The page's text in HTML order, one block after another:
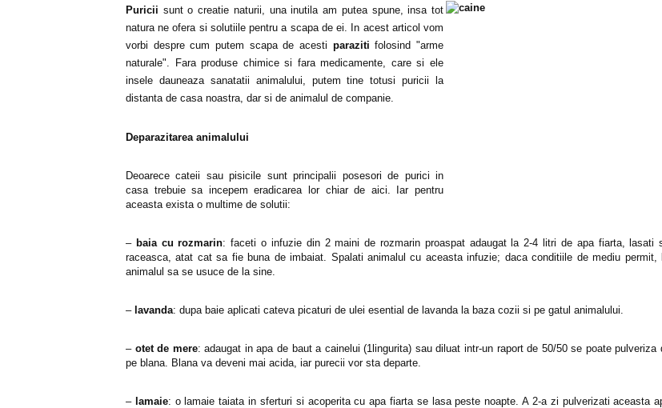
Puricii sunt o creatie naturii, una inutila am putea spune, insa tot
natura ne ofera si solutiile pentru a scapa de ei. In acest articol vom
vorbi despre cum putem scapa de acesti paraziti folosind "arme
naturale". Fara produse chimice si fara medicamente, care si ele
insele dauneaza sanatatii animalului, putem tine totusi puricii la
distanta de casa noastra, dar si de animalul de companie.
Deparazitarea animalului
Deoarece cateii sau pisicile sunt principalii posesori de purici in
casa trebuie sa incepem eradicarea lor chiar de aici. Iar pentru
aceasta exista o multime de solutii:
– baia cu rozmarin: faceti o infuzie din 2 maini de rozmarin proaspat adaugat la 2-4 litri de apa fiarta, lasati
raceasca, atat cat sa fie buna de imbaiat. Spalati animalul cu aceasta infuzie; daca conditiile de mediu permit,
animalul sa se usuce de la sine.
– lavanda: dupa baie aplicati cateva picaturi de ulei esential de lavanda la baza cozii si pe gatul animalului.
– otet de mere: adaugat in apa de baut a cainelui (1lingurita) sau diluat intr-un raport de 50/50 se poate pulveriza
pe blana. Blana va deveni mai acida, iar purecii vor sta departe.
– lamaie: o lamaie taiata in sferturi si acoperita cu apa fiarta se lasa peste noapte. A 2-a zi pulverizati aceasta